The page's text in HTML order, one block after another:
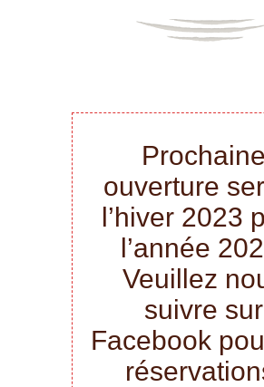
Prochaine
ouverture
l’hiver 2023
l’année
Veuillez
suivre sur
Facebook